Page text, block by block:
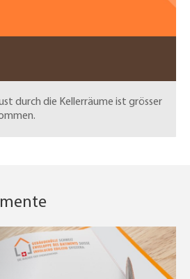
durch die Kellerräume ist grösser